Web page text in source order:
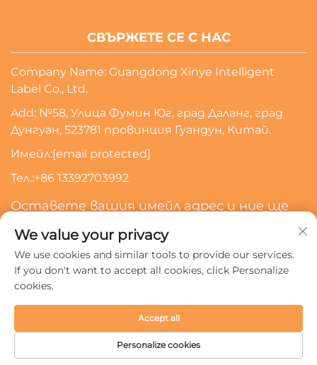
СВЪРЖЕТЕ СЕ С НАС
Company Name: Guangdong Xinye Intelligent
Label Co., Ltd.
Add: №58, Улица Фумин Юг, град Даланг, град
Дунгуан, 523781 провинция Гуандун, Китай.
Имейл:[email protected]
Тел.:+86 13392703992
Оставете вашия имейл адрес и ние ще
Абонирайте Се
Политика за поверителност
We value your privacy
We use cookies and similar tools to provide our services.
If you don't want to accept all cookies, click Personalize
cookies.
Personalize cookies
Accept all